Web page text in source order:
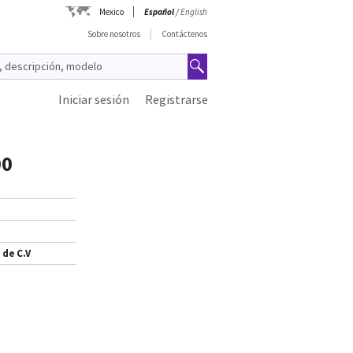
Mexico Español/English
Sobre nosotros
Contáctenos
Registrarse
Iniciar sesión
C.V